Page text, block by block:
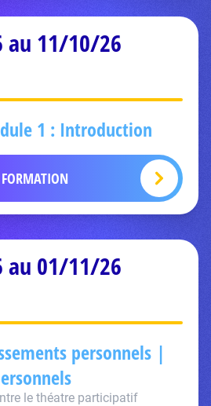
au 11/10/26
1 : Introduction
au 01/11/26
personnels |
le théatre participatif